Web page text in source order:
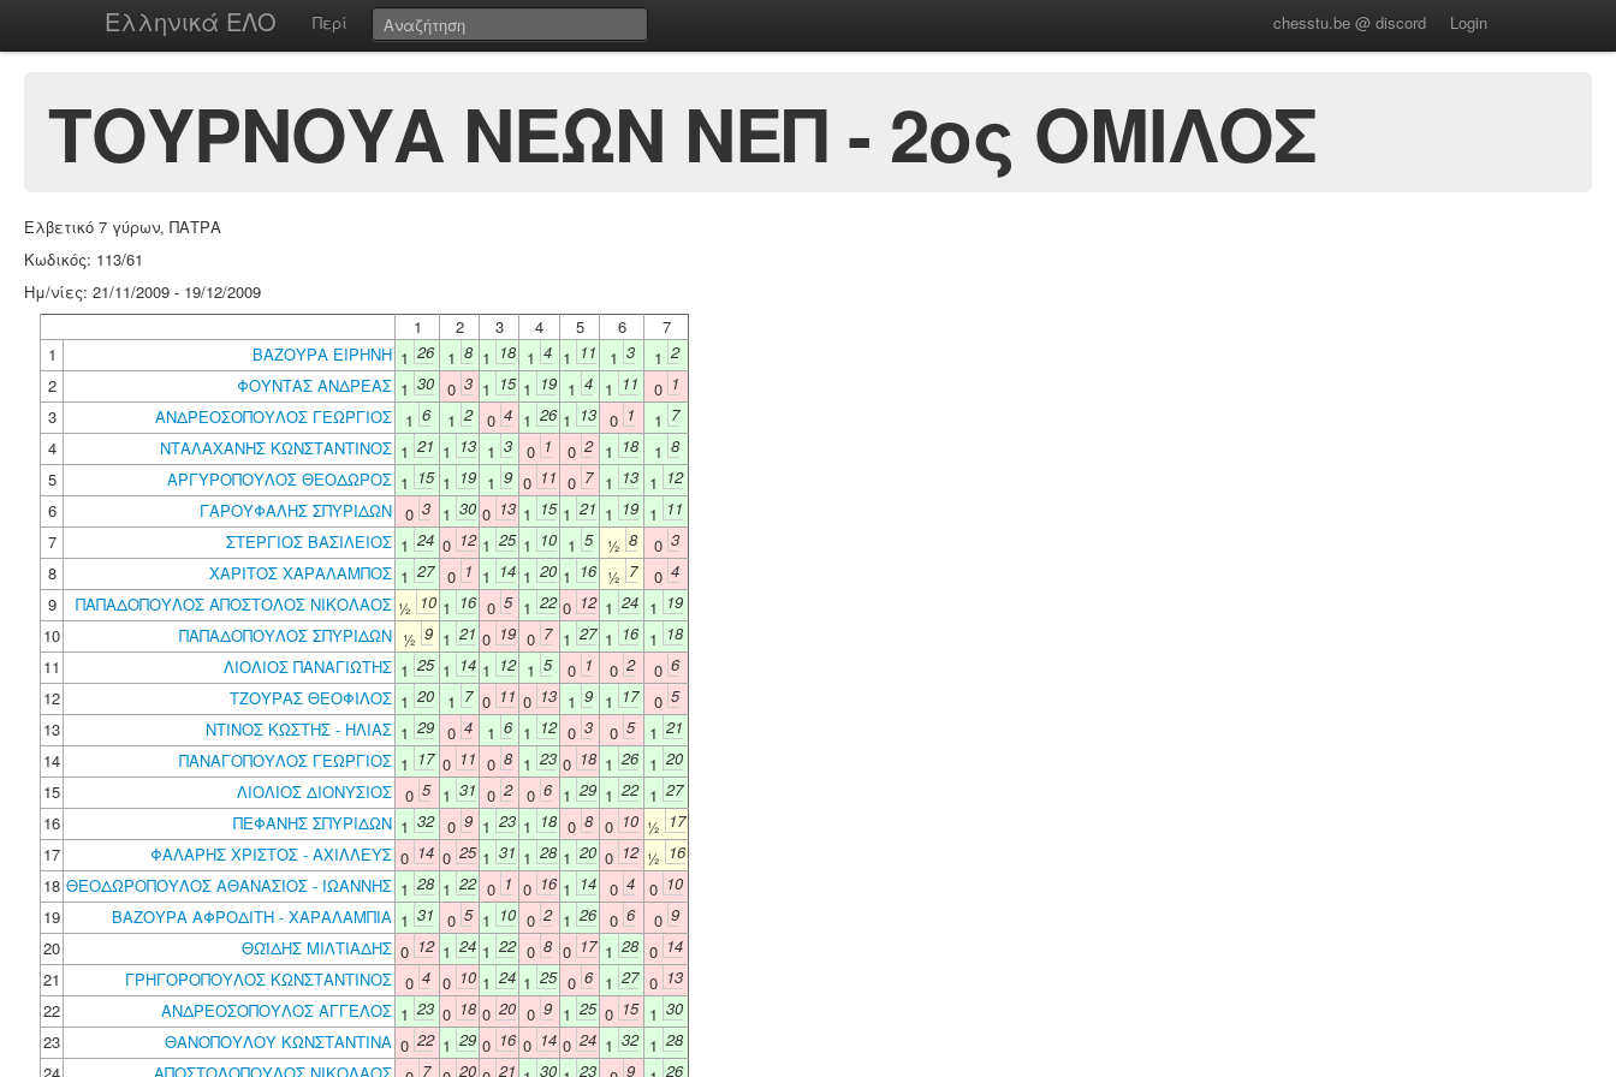
Ελληνικά ΕΛΟ Περί chesstu.be @ discord Login
ΤΟΥΡΝΟΥΑ ΝΕΩΝ ΝΕΠ - 2ος ΟΜΙΛΟΣ
Ελβετικό 7 γύρων, ΠΑΤΡΑ
Κωδικός: 113/61
Ημ/νίες: 21/11/2009 - 19/12/2009
1
2 3 4 5 6
7
1
ΒΑΖΟΥΡΑ ΕΙΡΗΝΗ 1 26 1 8 1 18 1 4 1 11 1 3 1 2
2
ΦΟΥΝΤΑΣ ΑΝΔΡΕΑΣ 1 30 0 3 1 15 1 19 1 4 1 11 0 1
3
ΑΝΔΡΕΟΣΟΠΟΥΛΟΣ ΓΕΩΡΓΙΟΣ 1 6 1 2 0 4 1 26 1 13 0 1 1 7
4
ΝΤΑΛΑΧΑΝΗΣ ΚΩΝΣΤΑΝΤΙΝΟΣ 1 21 1 13 1 3 0 1 0 2 1 18 1 8
5
ΑΡΓΥΡΟΠΟΥΛΟΣ ΘΕΟΔΩΡΟΣ 1 15 1 19 1 9 0 11 0 7 1 13 1 12
6
ΓΑΡΟΥΦΑΛΗΣ ΣΠΥΡΙΔΩΝ 0 3 1 30 0 13 1 15 1 21 1 19 1 11
7
ΣΤΕΡΓΙΟΣ ΒΑΣΙΛΕΙΟΣ 1 24 0 12 1 25 1 10 1 5 ½ 8 0 3
8
ΧΑΡΙΤΟΣ ΧΑΡΑΛΑΜΠΟΣ 1 27 0 1 1 14 1 20 1 16 ½ 7 0 4
9
ΠΑΠΑΔΟΠΟΥΛΟΣ ΑΠΟΣΤΟΛΟΣ ΝΙΚΟΛΑΟΣ ½ 10 1 16 0 5 1 22 0 12 1 24 1 19
10
ΠΑΠΑΔΟΠΟΥΛΟΣ ΣΠΥΡΙΔΩΝ ½ 9 1 21 0 19 0 7 1 27 1 16 1 18
11
ΛΙΟΛΙΟΣ ΠΑΝΑΓΙΩΤΗΣ 1 25 1 14 1 12 1 5 0 1 0 2 0 6
12
ΤΖΟΥΡΑΣ ΘΕΟΦΙΛΟΣ 1 20 1 7 0 11 0 13 1 9 1 17 0 5
13
ΝΤΙΝΟΣ ΚΩΣΤΗΣ - ΗΛΙΑΣ 1 29 0 4 1 6 1 12 0 3 0 5 1 21
14
ΠΑΝΑΓΟΠΟΥΛΟΣ ΓΕΩΡΓΙΟΣ 1 17 0 11 0 8 1 23 0 18 1 26 1 20
15
ΛΙΟΛΙΟΣ ΔΙΟΝΥΣΙΟΣ 0 5 1 31 0 2 0 6 1 29 1 22 1 27
16
ΠΕΦΑΝΗΣ ΣΠΥΡΙΔΩΝ 1 32 0 9 1 23 1 18 0 8 0 10 ½ 17
17
ΦΑΛΑΡΗΣ ΧΡΙΣΤΟΣ - ΑΧΙΛΛΕΥΣ 0 14 0 25 1 31 1 28 1 20 0 12 ½ 16
18 ΘΕΟΔΩΡΟΠΟΥΛΟΣ ΑΘΑΝΑΣΙΟΣ - ΙΩΑΝΝΗΣ 1 28 1 22 0 1 0 16 1 14 0 4 0 10
19
ΒΑΖΟΥΡΑ ΑΦΡΟΔΙΤΗ - ΧΑΡΑΛΑΜΠΙΑ 1 31 0 5 1 10 0 2 1 26 0 6 0 9
20
ΘΩΪΔΗΣ ΜΙΛΤΙΑΔΗΣ 0 12 1 24 1 22 0 8 0 17 1 28 0 14
21
ΓΡΗΓΟΡΟΠΟΥΛΟΣ ΚΩΝΣΤΑΝΤΙΝΟΣ 0 4 0 10 1 24 1 25 0 6 1 27 0 13
22
ΑΝΔΡΕΟΣΟΠΟΥΛΟΣ ΑΓΓΕΛΟΣ 1 23 0 18 0 20 0 9 1 25 0 15 1 30
23
ΘΑΝΟΠΟΥΛΟΥ ΚΩΝΣΤΑΝΤΙΝΑ 0 22 1 29 0 16 0 14 0 24 1 32 1 28
7 20 21 30 23 9 26